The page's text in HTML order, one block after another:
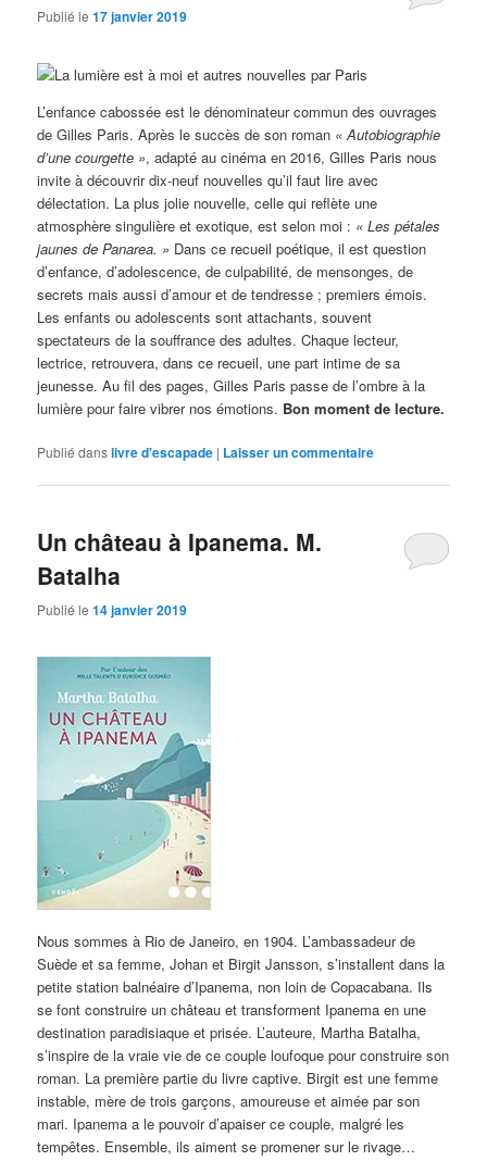
Publié le17 janvier 2019
L’enfance cabossée est le dénominateur commun des ouvrages
de Gilles Paris. Après le succès de son roman « Autobiographie
d’une courgette », adapté au cinéma en 2016, Gilles Paris nous
invite à découvrir dix-neuf nouvelles qu’il faut lire avec
délectation. La plus jolie nouvelle, celle qui reflète une
atmosphère singulière et exotique, est selon moi : « Les pétales
jaunes de Panarea. » Dans ce recueil poétique, il est question
d’enfance, d’adolescence, de culpabilité, de mensonges, de
secrets mais aussi d’amour et de tendresse ; premiers émois.
Les enfants ou adolescents sont attachants, souvent
spectateurs de la souffrance des adultes. Chaque lecteur,
lectrice, retrouvera, dans ce recueil, une part intime de sa
jeunesse. Au fil des pages, Gilles Paris passe de l’ombre à la
lumière pour faire vibrer nos émotions. Bon moment de lecture.
Publié danslivre d'escapade | Laisser un commentaire
Un château à Ipanema. M.
Batalha
Publié le14 janvier 2019
Nous sommes à Rio de Janeiro, en 1904. L’ambassadeur de
Suède et sa femme, Johan et Birgit Jansson, s’installent dans la
petite station balnéaire d’Ipanema, non loin de Copacabana. Ils
se font construire un château et transforment Ipanema en une
destination paradisiaque et prisée. L’auteure, Martha Batalha,
s’inspire de la vraie vie de ce couple loufoque pour construire son
roman. La première partie du livre captive. Birgit est une femme
instable, mère de trois garçons, amoureuse et aimée par son
mari. Ipanema a le pouvoir d’apaiser ce couple, malgré les
tempêtes. Ensemble, ils aiment se promener sur le rivage…